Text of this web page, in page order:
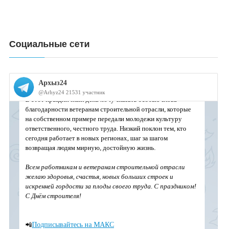
Социальные сети